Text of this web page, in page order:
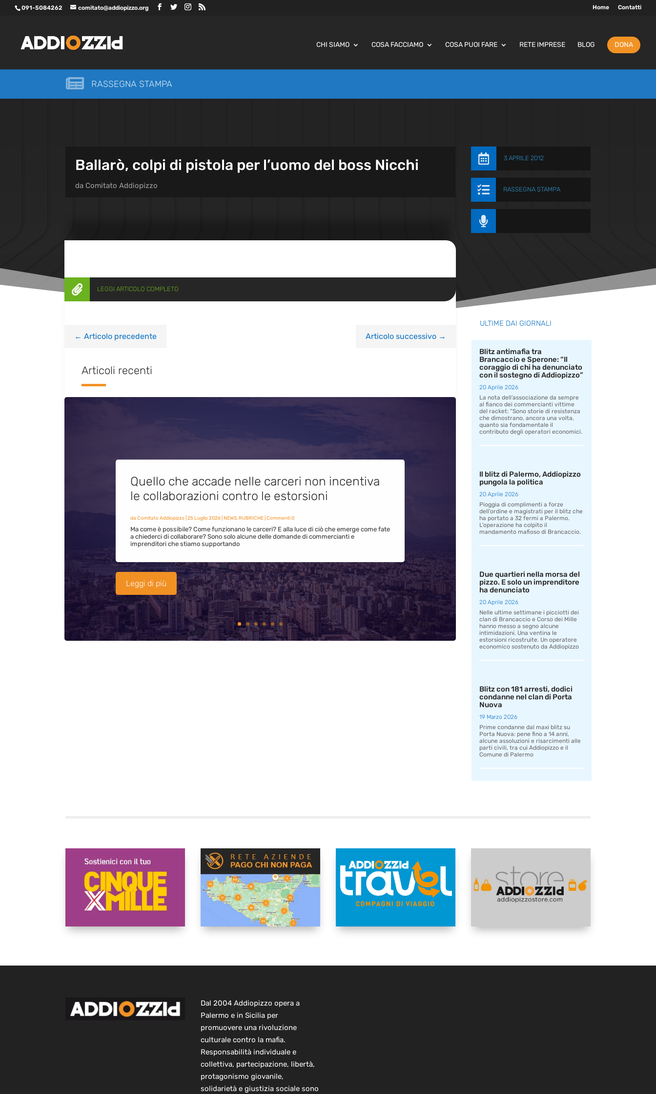
091-5084262 comitato@addiopizzo.org Home Contatti
CHI SIAMO COSA FACCIAMO COSA PUOI FARE RETE IMPRESE BLOG DONA
 RASSEGNA STAMPA
Ballarò, colpi di pistola per l’uomo del boss Nicchi
da Comitato Addiopizzo
 3 APRILE 2012
 RASSEGNA STAMPA

 LEGGI ARTICOLO COMPLETO
← Articolo precedente Articolo successivo→
Articoli recenti
Quello che accade nelle carceri non incentiva
le collaborazioni contro le estorsioni
da Comitato Addiopizzo| 25 Luglio 2026| NEWS,RUBRICHE| Commenti 0
Ma come è possibile? Come funzionano le carceri? E alla luce di ciò che emerge come fate
a chiederci di collaborare? Sono solo alcune delle domande di commercianti e
imprenditori che stiamo supportando
Leggi di più
ULTIME DAI GIORNALI
Blitz antimafia tra
Brancaccio e Sperone: “Il
coraggio di chi ha denunciato
con il sostegno di Addiopizzo”
20 Aprile 2026
La nota dell’associazione da sempre
al fianco dei commercianti vittime
del racket: “Sono storie di resistenza
che dimostrano, ancora una volta,
quanto sia fondamentale il
contributo degli operatori economici.
Il blitz di Palermo, Addiopizzo
pungola la politica
20 Aprile 2026
Pioggia di complimenti a forze
dell’ordine e magistrati per il blitz che
ha portato a 32 fermi a Palermo.
L’operazione ha colpito il
mandamento mafioso di Brancaccio.
Due quartieri nella morsa del
pizzo. E solo un imprenditore
ha denunciato
20 Aprile 2026
Nelle ultime settimane i picciotti dei
clan di Brancaccio e Corso dei Mille
hanno messo a segno alcune
intimidazioni. Una ventina le
estorsioni ricostruite. Un operatore
economico sostenuto da Addiopizzo
Blitz con 181 arresti, dodici
condanne nel clan di Porta
Nuova
19 Marzo 2026
Prime condanne dal maxi blitz su
Porta Nuova: pene fino a 14 anni,
alcune assoluzioni e risarcimenti alle
parti civili, tra cui Addiopizzo e il
Comune di Palermo
Dal 2004 Addiopizzo opera a
Palermo e in Sicilia per
promuovere una rivoluzione
culturale contro la mafia.
Responsabilità individuale e
collettiva, partecipazione, libertà,
protagonismo giovanile,
solidarietà e giustizia sociale sono